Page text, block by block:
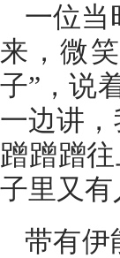
一位当
来，微
子”，说
一边讲
蹭蹭蹭
子里又有
带有伊